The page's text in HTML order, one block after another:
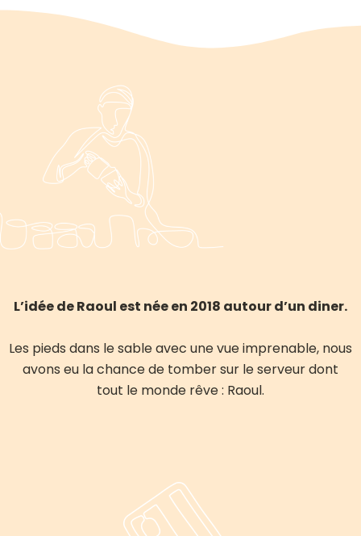
L’idée de Raoul est née en 2018 autour d’un diner.
Les pieds dans le sable avec une vue imprenable, nous
avons eu la chance de tomber sur le serveur dont
tout le monde rêve : Raoul.